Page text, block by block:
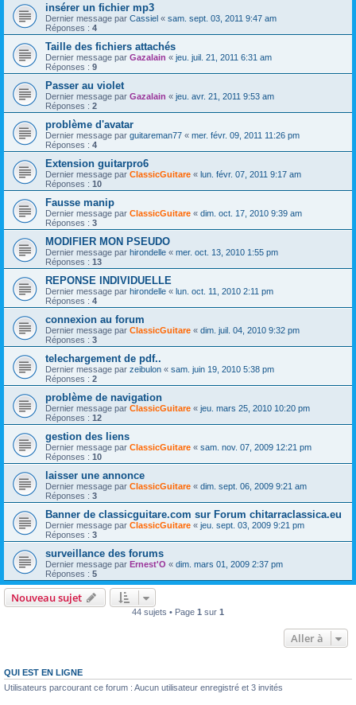
insérer un fichier mp3
Dernier message par Cassiel « sam. sept. 03, 2011 9:47 am
Réponses : 4
Taille des fichiers attachés
Dernier message par Gazalain « jeu. juil. 21, 2011 6:31 am
Réponses : 9
Passer au violet
Dernier message par Gazalain « jeu. avr. 21, 2011 9:53 am
Réponses : 2
problème d'avatar
Dernier message par guitareman77 « mer. févr. 09, 2011 11:26 pm
Réponses : 4
Extension guitarpro6
Dernier message par ClassicGuitare « lun. févr. 07, 2011 9:17 am
Réponses : 10
Fausse manip
Dernier message par ClassicGuitare « dim. oct. 17, 2010 9:39 am
Réponses : 3
MODIFIER MON PSEUDO
Dernier message par hirondelle « mer. oct. 13, 2010 1:55 pm
Réponses : 13
REPONSE INDIVIDUELLE
Dernier message par hirondelle « lun. oct. 11, 2010 2:11 pm
Réponses : 4
connexion au forum
Dernier message par ClassicGuitare « dim. juil. 04, 2010 9:32 pm
Réponses : 3
telechargement de pdf..
Dernier message par zeibulon « sam. juin 19, 2010 5:38 pm
Réponses : 2
problème de navigation
Dernier message par ClassicGuitare « jeu. mars 25, 2010 10:20 pm
Réponses : 12
gestion des liens
Dernier message par ClassicGuitare « sam. nov. 07, 2009 12:21 pm
Réponses : 10
laisser une annonce
Dernier message par ClassicGuitare « dim. sept. 06, 2009 9:21 am
Réponses : 3
Banner de classicguitare.com sur Forum chitarraclassica.eu
Dernier message par ClassicGuitare « jeu. sept. 03, 2009 9:21 pm
Réponses : 3
surveillance des forums
Dernier message par Ernest'O « dim. mars 01, 2009 2:37 pm
Réponses : 5
Nouveau sujet
44 sujets • Page 1 sur 1
Aller à
QUI EST EN LIGNE
Utilisateurs parcourant ce forum : Aucun utilisateur enregistré et 3 invités